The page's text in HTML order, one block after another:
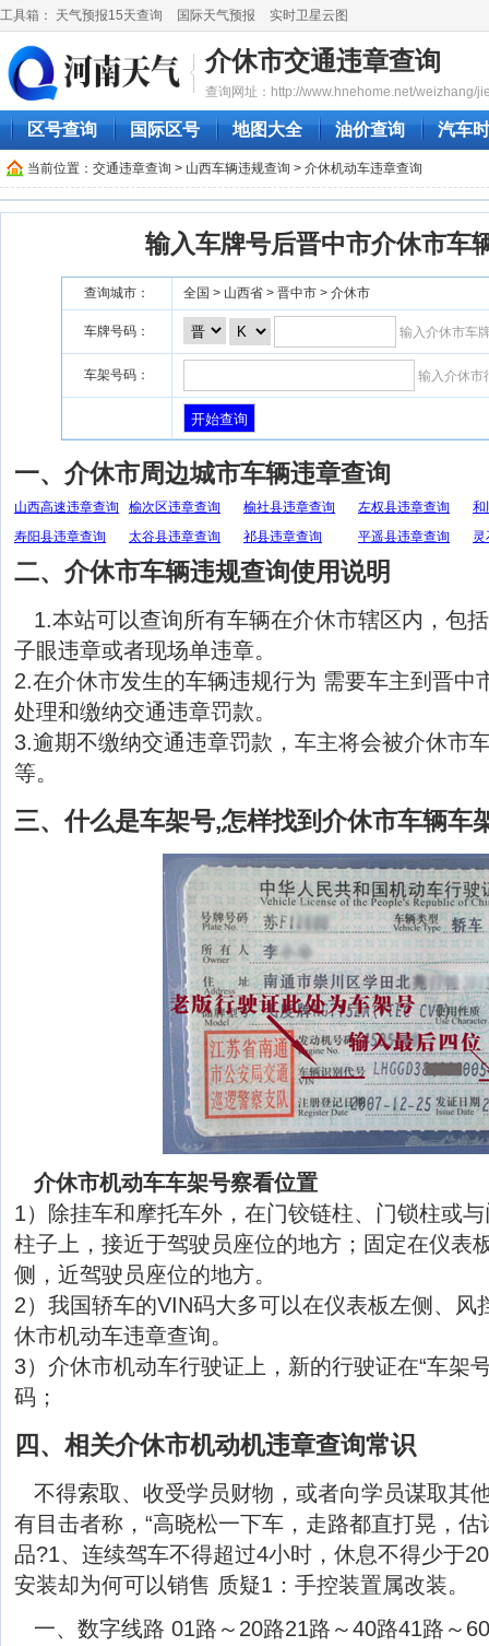
工具箱： 天气预报15天查询 国际天气预报 实时卫星云图
介休市交通违章查询
查询网址：http://www.hnehome.net/weizhang/
区号查询 国际区号 地图大全 油价查询 汽车
当前位置： 交通违章查询 > 山西车辆违规查询 > 介休机动车违章查询
输入车牌号后晋中市介休市车
查询城市： 全国 > 山西省 > 晋中市 > 介休市
车牌号码： 输入介休市车
车架号码： 输入介休市
一、介休市周边城市车辆违章查询
山西高速违章查询 榆次区违章查询 榆社县违章查询 左权县违章查询
和
寿阳县违章查询
太谷县违章查询 祁县违章查询 平遥县违章查询 灵
二、介休市车辆违规查询使用说明
1.本站可以查询所有车辆在介休市辖区内，包
子眼违章或者现场单违章。
2.在介休市发生的车辆违规行为 需要车主到晋中
处理和缴纳交通违章罚款。
3.逾期不缴纳交通违章罚款，车主将会被介休市
等。
三、什么是车架号,怎样找到介休市车辆车
介休市机动车车架号察看位置
1）除挂车和摩托车外，在门铰链柱、门锁柱或
柱子上，接近于驾驶员座位的地方；固定在仪表
侧，近驾驶员座位的地方。
2）我国轿车的VIN码大多可以在仪表板左侧、风
休市机动车违章查询。
3）介休市机动车行驶证上，新的行驶证在“车架
码；
四、相关介休市机动机违章查询常识
不得索取、收受学员财物，或者向学员谋取其
有目击者称，“高晓松一下车，走路都直打晃，
品?1、连续驾车不得超过4小时，休息不得少于
安装却为何可以销售 质疑1：手控装置属改装。
一、数字线路 01路～20路21路～40路41路～